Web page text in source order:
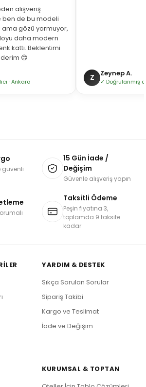
alışveriş
ben de bu modeli
ama gözü yormuyor,
daha modern
kattı. Beklentimi
😊
· Ankara Z Zeynep A.
✓ Doğrulanmış
güvenli
15 Gün İade /
Değişim
Güvenle alışveriş yapın
Taksitli Ödeme
Peşin fiyatına 3,
toplamda 9 taksite
kadar
YARDIM & DESTEK
Sıkça Sorulan Sorular
Sipariş Takibi
Kargo ve Teslimat
İade ve Değişim
KURUMSAL & TOPTAN